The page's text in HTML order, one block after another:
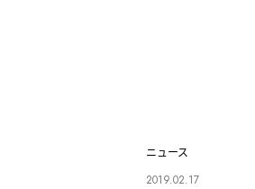
ニュース
2019.02.17